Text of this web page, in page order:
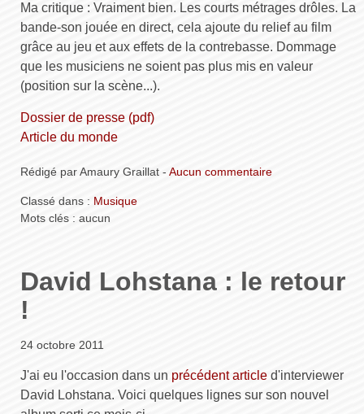
Ma critique : Vraiment bien. Les courts métrages drôles. La
bande-son jouée en direct, cela ajoute du relief au film
grâce au jeu et aux effets de la contrebasse. Dommage
que les musiciens ne soient pas plus mis en valeur
(position sur la scène...).
Dossier de presse (pdf)
Article du monde
Rédigé par Amaury Graillat - Aucun commentaire
Classé dans : Musique
Mots clés : aucun
David Lohstana : le retour
!
24 octobre 2011
J'ai eu l'occasion dans un précédent article d'interviewer
David Lohstana. Voici quelques lignes sur son nouvel